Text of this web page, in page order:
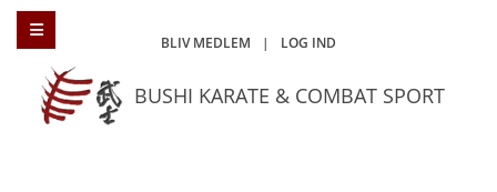
BLIV MEDLEM | LOG IND
BUSHI KARATE & COMBAT SPORT